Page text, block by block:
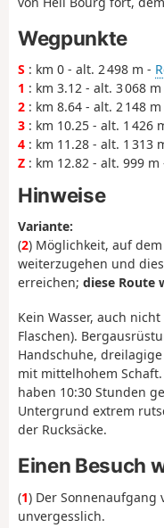
Wegpunkte
S : km 0 - alt. 2 498 m -
1 : km 3.12 - alt. 3 068 m
2 : km 8.64 - alt. 2 148 m
3 : km 10.25 - alt. 1 426
4 : km 11.28 - alt. 1 313
Z : km 12.82 - alt. 999
Hinweise
Variante:
(2) Möglichkeit, auf
weiterzugehen und
erreichen; diese Route
Kein Wasser, auch
Flaschen).
Handschuhe,
mit mittelhohem
haben 10:30 Stunden
Untergrund extrem
der Rucksäcke.
Einen Besuch
(1) Der Sonnenaufgang
unvergesslich.